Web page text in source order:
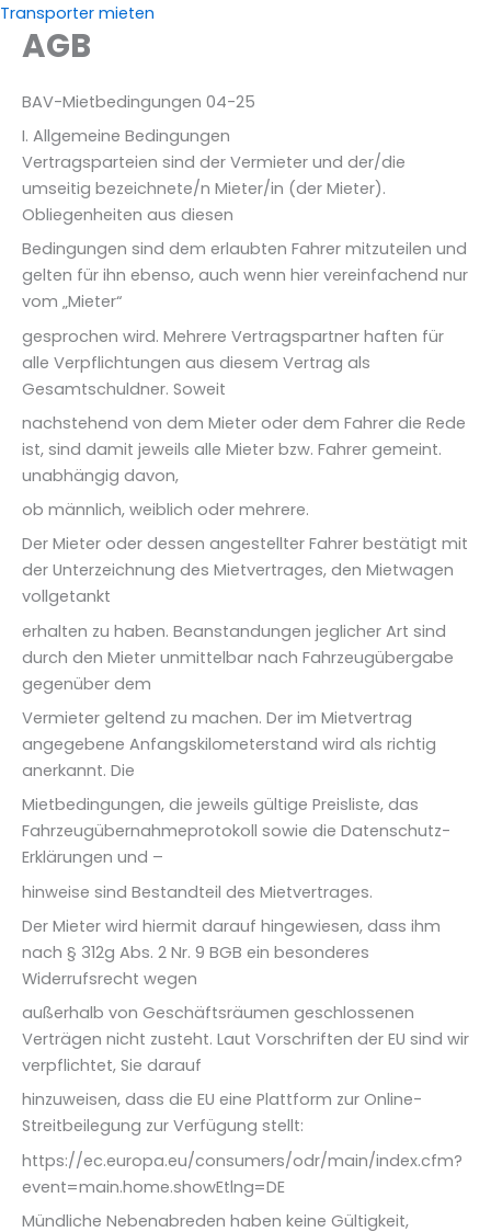
Transporter mieten
AGB
BAV-Mietbedingungen 04-25
I. Allgemeine Bedingungen
Vertragsparteien sind der Vermieter und der/die
umseitig bezeichnete/n Mieter/in (der Mieter).
Obliegenheiten aus diesen
Bedingungen sind dem erlaubten Fahrer mitzuteilen und
gelten für ihn ebenso, auch wenn hier vereinfachend nur
vom „Mieter“
gesprochen wird. Mehrere Vertragspartner haften für
alle Verpflichtungen aus diesem Vertrag als
Gesamtschuldner. Soweit
nachstehend von dem Mieter oder dem Fahrer die Rede
ist, sind damit jeweils alle Mieter bzw. Fahrer gemeint.
unabhängig davon,
ob männlich, weiblich oder mehrere.
Der Mieter oder dessen angestellter Fahrer bestätigt mit
der Unterzeichnung des Mietvertrages, den Mietwagen
vollgetankt
erhalten zu haben. Beanstandungen jeglicher Art sind
durch den Mieter unmittelbar nach Fahrzeugübergabe
gegenüber dem
Vermieter geltend zu machen. Der im Mietvertrag
angegebene Anfangskilometerstand wird als richtig
anerkannt. Die
Mietbedingungen, die jeweils gültige Preisliste, das
Fahrzeugübernahmeprotokoll sowie die Datenschutz-
Erklärungen und –
hinweise sind Bestandteil des Mietvertrages.
Der Mieter wird hiermit darauf hingewiesen, dass ihm
nach § 312g Abs. 2 Nr. 9 BGB ein besonderes
Widerrufsrecht wegen
außerhalb von Geschäftsräumen geschlossenen
Verträgen nicht zusteht. Laut Vorschriften der EU sind wir
verpflichtet, Sie darauf
hinzuweisen, dass die EU eine Plattform zur Online-
Streitbeilegung zur Verfügung stellt:
https://ec.europa.eu/consumers/odr/main/index.cfm?
event=main.home.showEtlng=DE
Mündliche Nebenabreden haben keine Gültigkeit,